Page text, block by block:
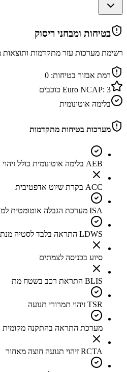
בטיחות ומבחני ריסוק
רשימת מערכות עזר מתקדמות ותוצאות
רמת אבזור בטיחות: 0
Euro NCAP: 3
כוכבים
בלימה אוטונומית
מערכות בטיחות מתקדמות
AEB בלימה אוטונומית כולל זיהוי הולכי רגל ואופניים
ACC בקרת שיוט אדפטיבית
ISA מערכת הגבלה אוטומטית למהירות הרכב
LDWS התראה בלבד לסטיה מנתיב
סיוע בכניסה לצמתים
BLIS התראת רכב בשטח מת
TSR זיהוי תמרורי תנועה
מערכת התראה בהתקנה מקומית
RCTA זיהוי תנועה חוצה מאחור